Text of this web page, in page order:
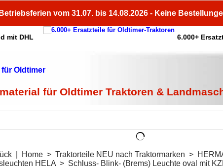
Betriebsferien vom 31.07. bis 14.08.2026 - Keine
mit DHL 6.000+
für Oldtimer Traktoren &
Home > Traktorteile NEU nach Traktormarken >
HELA > Schluss- Blink- (Brems) Leuchte oval mit